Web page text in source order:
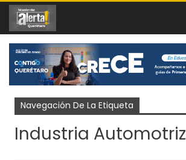
Navegación De La Etiqueta
Industria Automotriz